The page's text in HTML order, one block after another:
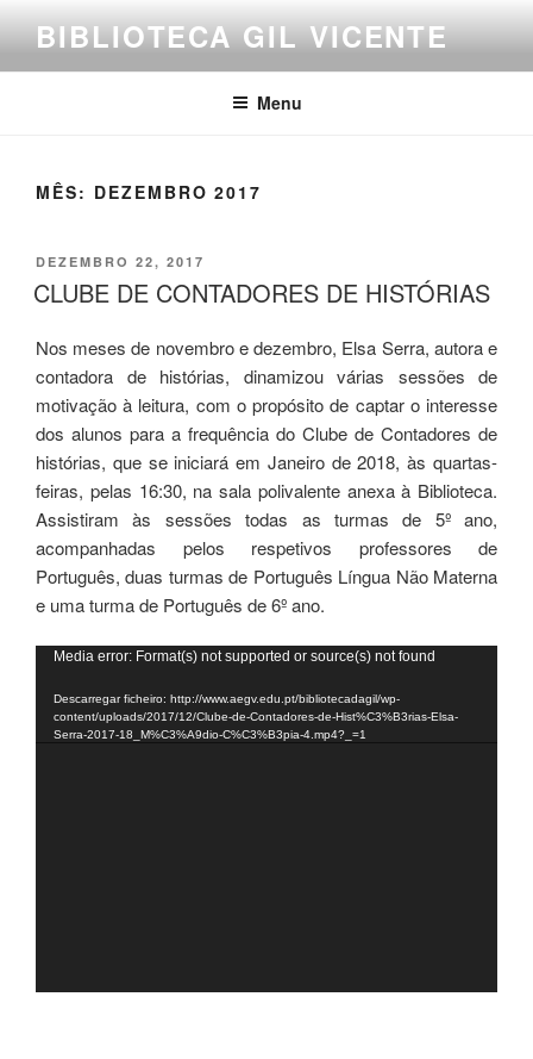
o
BIBLIOTECA GIL VICENTE
Menu
MÊS: DEZEMBRO 2017
PUBLICADO
EM
DEZEMBRO 22, 2017
CLUBE DE CONTADORES DE HISTÓRIAS
Nos meses de novembro e dezembro, Elsa Serra, autora e
contadora de histórias, dinamizou várias sessões de
motivação à leitura, com o propósito de captar o interesse
dos alunos para a frequência do Clube de Contadores de
histórias, que se iniciará em Janeiro de 2018, às quartas-
feiras, pelas 16:30, na sala polivalente anexa à Biblioteca.
Assistiram às sessões todas as turmas de 5º ano,
acompanhadas pelos respetivos professores de
Português, duas turmas de Português Língua Não Materna
e uma turma de Português de 6º ano.
Reprodutor
vídeo
Media error: Format(s) not supported or source(s) not found
Descarregar ficheiro: http://www.aegv.edu.pt/bibliotecadagil/wp-
content/uploads/2017/12/Clube-de-Contadores-de-Hist%C3%B3rias-Elsa-
Serra-2017-18_M%C3%A9dio-C%C3%B3pia-4.mp4?_=1